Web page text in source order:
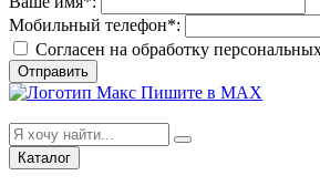
Мобильный телефон*:
Согласен на обработку
Отправить
Пишите в MAX
Каталог